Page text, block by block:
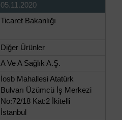
05.11.2020
Ticaret Bakanlığı
Diğer Ürünler
A Ve A Sağlık A.Ş.
İosb Mahallesi Atatürk
Bulvarı Üzümcü İş Merkezi
No:72/18 Kat:2 İkitelli
İstanbul